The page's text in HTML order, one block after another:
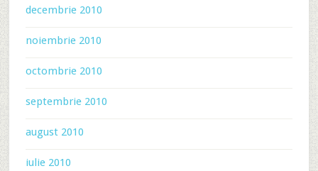
decembrie 2010
noiembrie 2010
octombrie 2010
septembrie 2010
august 2010
iulie 2010